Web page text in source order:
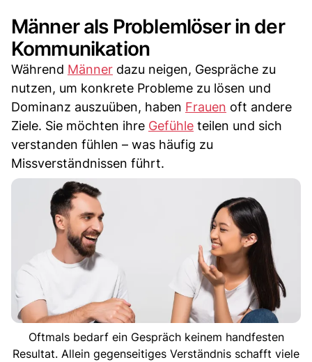
Männer als Problemlöser in der
Kommunikation
Während Männer dazu neigen, Gespräche zu
nutzen, um konkrete Probleme zu lösen und
Dominanz auszuüben, haben Frauen oft andere
Ziele. Sie möchten ihre Gefühle teilen und sich
verstanden fühlen – was häufig zu
Missverständnissen führt.
Oftmals bedarf ein Gespräch keinem handfesten
Resultat. Allein gegenseitiges Verständnis schafft viele